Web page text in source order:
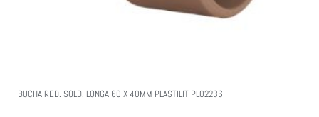
BUCHA RED. SOLD. LONGA 60 X 40MM PLASTILIT PL02236